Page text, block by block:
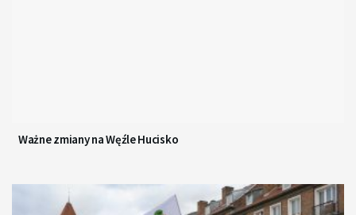
Ważne zmiany na Węźle Hucisko